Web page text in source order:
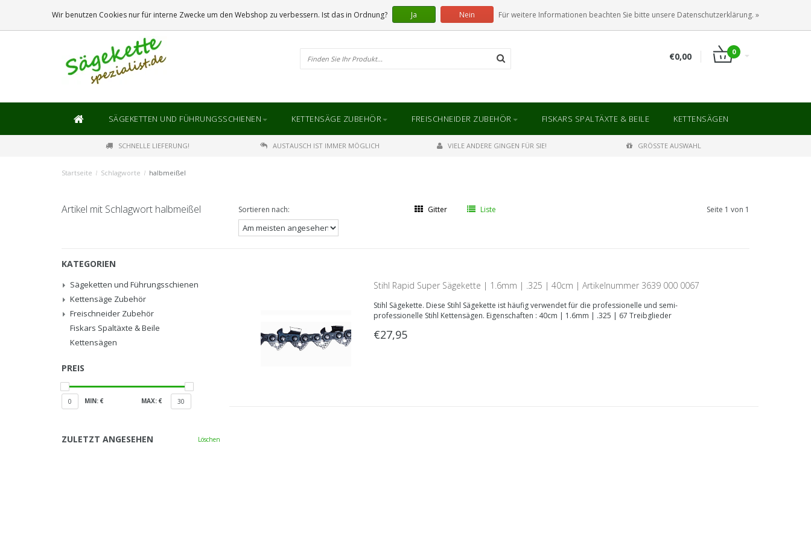
ANMELDEN KUNDENKONTO ANLEGEN
€0,00 0
SÄGEKETTEN UND FÜHRUNGSSCHIENEN KETTENSÄGE ZUBEHÖR FREISCHNEIDER ZUBEHÖR FISKARS SPALTÄXTE & BEILE KETTENSÄGEN
SCHNELLE LIEFERUNG! AUSTAUSCH IST IMMER MÖGLICH VIELE ANDERE GINGEN FÜR SIE! GRÖSSTE AUSWAHL
Startseite / Schlagworte / halbmeißel
Artikel mit Schlagwort halbmeißel Sortieren nach: Gitter Liste Seite 1 von 1
KATEGORIEN
Sägeketten und Führungsschienen
Kettensäge Zubehör
Freischneider Zubehör
Fiskars Spaltäxte & Beile
Kettensägen
PREIS
0 MIN: € MAX: € 30
ZULETZT ANGESEHEN Löschen
Stihl Rapid Super Sägekette | 1.6mm | .325 | 40cm | Artikelnummer 3639 000 0067
Stihl Sägekette. Diese Stihl Sägekette ist häufig verwendet für die professionelle und semi-
professionelle Stihl Kettensägen. Eigenschaften : 40cm | 1.6mm | .325 | 67 Treibglieder
€27,95
Wir benutzen Cookies nur für interne Zwecke um den Webshop zu verbessern. Ist das in Ordnung? Ja Nein Für weitere Informationen beachten Sie bitte unsere Datenschutzerklärung. »